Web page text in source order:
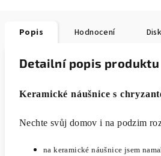
Popis Hodnocení
Detailní popis produktu
Keramické náušnice s
Nechte svůj domov i na podzim
na keramické náušnice jsem